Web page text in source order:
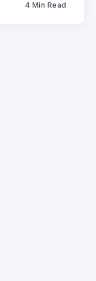
4 Min Read